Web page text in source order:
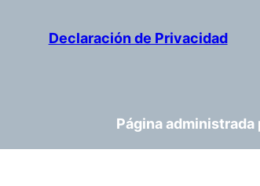
Declaración de Privacidad
Página